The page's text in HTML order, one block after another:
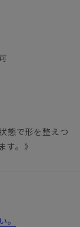
態で形を整えつ
す。》
。